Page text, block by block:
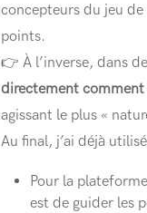
concepteurs du jeu
points.
👉 À l’inverse, dans
directement
agissant le plus «
Au final, j’ai déjà
Pour la
est de guider les